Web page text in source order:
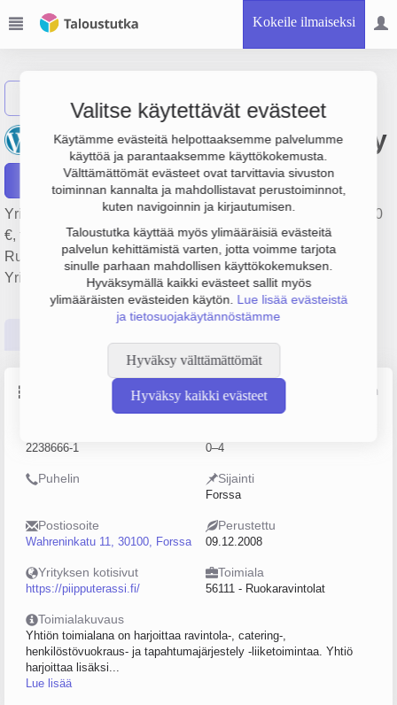
Kokeile ilmaiseksi
Valitse käytettävät evästeet
Käytämme evästeitä helpottaaksemme palvelumme
käyttöä ja parantaaksemme käyttökokemusta.
Välttämättömät evästeet ovat tarvittavia sivuston
toiminnan kannalta ja mahdollistavat perustoiminnot,
kuten navigoinnin ja kirjautumisen.
Taloustutka käyttää myös ylimääräisiä evästeitä
palvelun kehittämistä varten, jotta voimme tarjota
sinulle parhaan mahdollisen käyttökokemuksen.
Hyväksymällä kaikki evästeet sallit myös
ylimääräisten evästeiden käytön. Lue lisää evästeistä
ja tietosuojakäytännöstämme
Hyväksy välttämättömät
Hyväksy kaikki evästeet
Forssan Piippuravintolat Oy
Raportit
Yrityksen Forssan Piippuravintolat Oy liikevaihto on 540 000
€, tulos 18 000 € ja henkilöstömäärä 4. Sen päätoimiala on
Ruokaravintolat, perustamisvuosi 2008 ja sijainti Forssa.
Yrityksen yhtiömuoto Osakeyhtiö (OY).
Lähde: YTJ, PRH, Traficom
2238666-1 0–4
Puhelin Sijainti
Forssa
Postiosoite
Wahreninkatu 11, 30100, Forssa
Perustettu
09.12.2008
Yrityksen kotisivut
https://piipputerassi.fi/
Toimiala
56111 - Ruokaravintolat
Toimialakuvaus
Yhtiön toimialana on harjoittaa ravintola-, catering-,
henkilöstövuokraus- ja tapahtumajärjestely -liiketoimintaa. Yhtiö
harjoittaa lisäksi...
Lue lisää